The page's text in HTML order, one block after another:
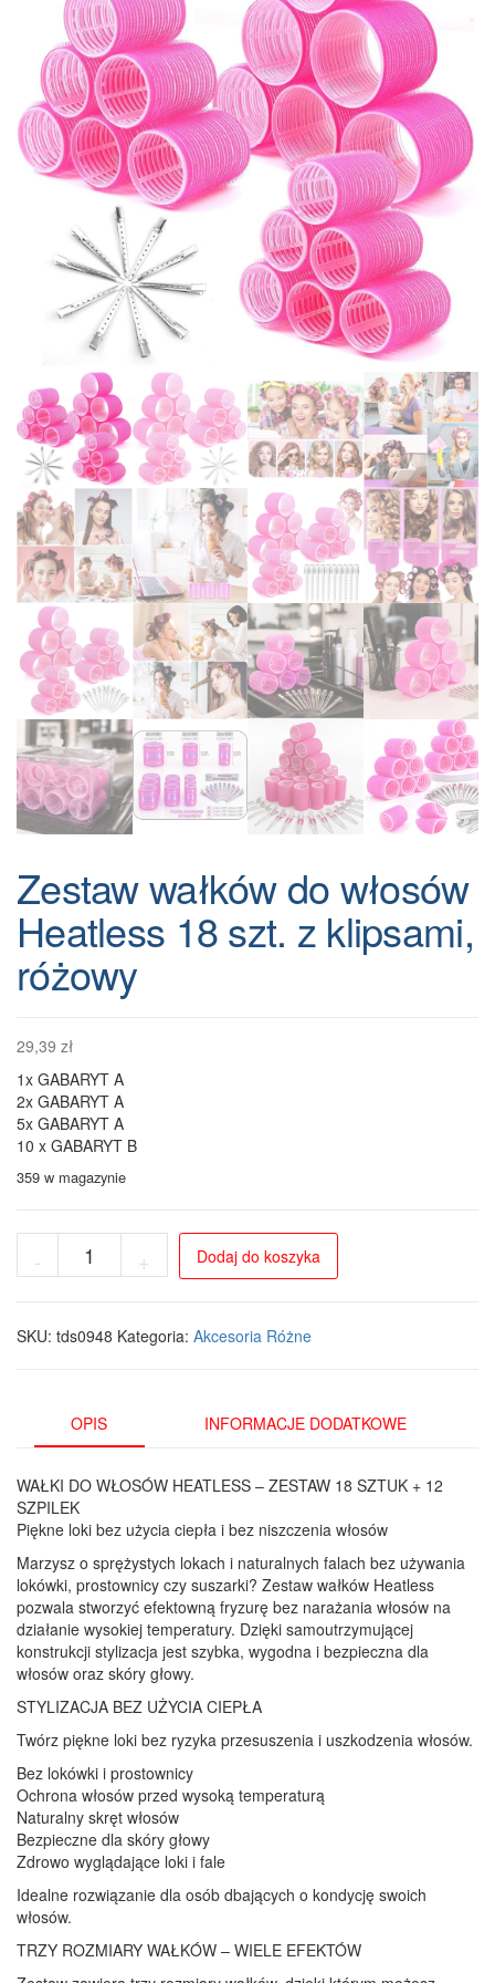
Zestaw wałków do włosów
Heatless 18 szt. z klipsami,
różowy
29,39 zł
1x GABARYT A
2x GABARYT A
5x GABARYT A
10 x GABARYT B
359 w magazynie
-
Zestaw
włosów
klipsami,
+ Dodaj do koszyka
SKU: tds0948 Kategoria: Akcesoria Różne
OPIS INFORMACJE DODATKOWE
WAŁKI DO WŁOSÓW HEATLESS – ZESTAW 18 SZTUK + 12
SZPILEK
Piękne loki bez użycia ciepła i bez niszczenia włosów
Marzysz o sprężystych lokach i naturalnych falach bez używania
lokówki, prostownicy czy suszarki? Zestaw wałków Heatless
pozwala stworzyć efektowną fryzurę bez narażania włosów na
działanie wysokiej temperatury. Dzięki samoutrzymującej
konstrukcji stylizacja jest szybka, wygodna i bezpieczna dla
włosów oraz skóry głowy.
STYLIZACJA BEZ UŻYCIA CIEPŁA
Twórz piękne loki bez ryzyka przesuszenia i uszkodzenia włosów.
Bez lokówki i prostownicy
Ochrona włosów przed wysoką temperaturą
Naturalny skręt włosów
Bezpieczne dla skóry głowy
Zdrowo wyglądające loki i fale
Idealne rozwiązanie dla osób dbających o kondycję swoich
włosów.
TRZY ROZMIARY WAŁKÓW – WIELE EFEKTÓW